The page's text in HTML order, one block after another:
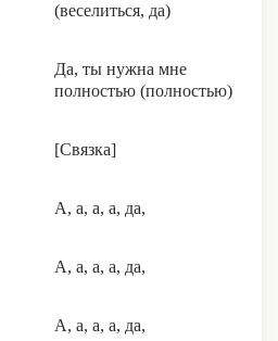
(веселиться, да)
Да, ты нужна мне
полностью (полностью)
[Связка]
А, а, а, а, да,
А, а, а, а, да,
А, а, а, а, да,